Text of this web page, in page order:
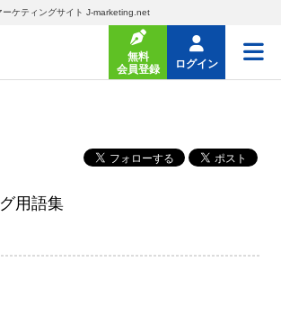
ケティングサイト J-marketing.net
無料
会員登録
ログイン
用語集